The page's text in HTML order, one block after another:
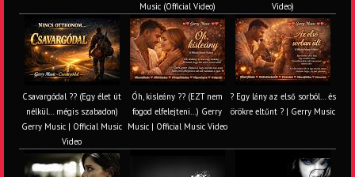
Music (Official Video)
Video)
Csavargódal ?? (Egy élet út
nélkül… mégis szabadon)
Gerry Music | Official Music
Video
Óh, kisleány ?? (EZT nem
fogod elfelejteni…) Gerry
Music | Official Music Video
? Egy lány az első sorból… és
örökre eltűnt ? | Gerry Music